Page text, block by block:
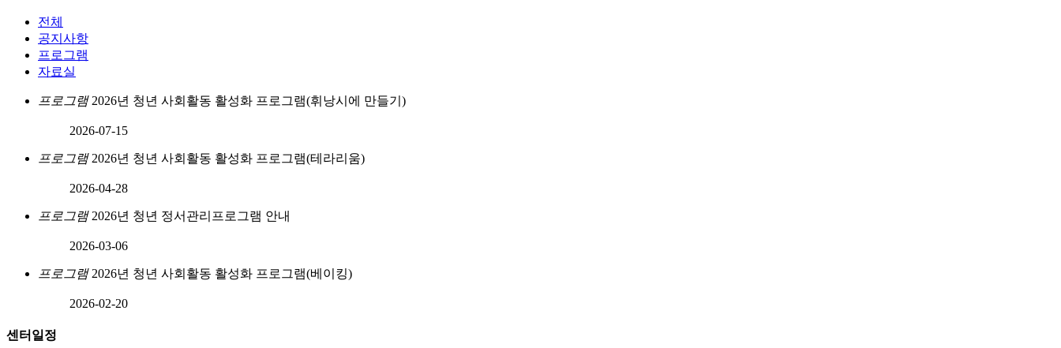
전체
공지사항
프로그램
자료실
프로그램 2026년 청년 사회활동 활성화 프로그램(휘낭시에 만들기)
2026-07-15
프로그램 2026년 청년 사회활동 활성화 프로그램(테라리움)
2026-04-28
프로그램 2026년 청년 정서관리프로그램 안내
2026-03-06
프로그램 2026년 청년 사회활동 활성화 프로그램(베이킹)
2026-02-20
센터일정